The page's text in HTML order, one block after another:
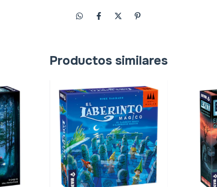
Productos similares